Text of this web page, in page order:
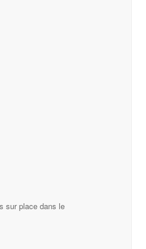
sur place dans le